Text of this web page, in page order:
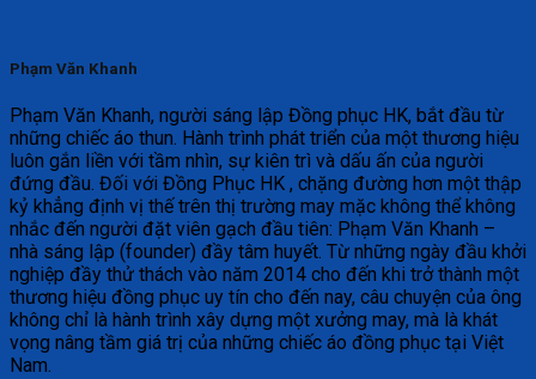
Phạm Văn Khanh
Phạm Văn Khanh, người sáng lập Đồng phục HK, bắt đầu từ
những chiếc áo thun. Hành trình phát triển của một thương hiệu
luôn gắn liền với tầm nhìn, sự kiên trì và dấu ấn của người
đứng đầu. Đối với Đồng Phục HK , chặng đường hơn một thập
kỷ khẳng định vị thế trên thị trường may mặc không thể không
nhắc đến người đặt viên gạch đầu tiên: Phạm Văn Khanh –
nhà sáng lập (founder) đầy tâm huyết. Từ những ngày đầu khởi
nghiệp đầy thử thách vào năm 2014 cho đến khi trở thành một
thương hiệu đồng phục uy tín cho đến nay, câu chuyện của ông
không chỉ là hành trình xây dựng một xưởng may, mà là khát
vọng nâng tầm giá trị của những chiếc áo đồng phục tại Việt
Nam.